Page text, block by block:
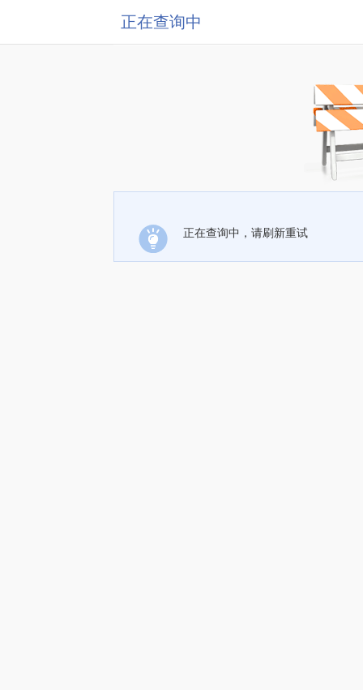
正在查询中
正在查询中，请刷新重试